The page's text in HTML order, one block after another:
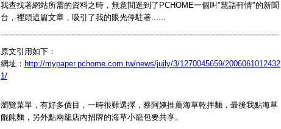
我查找著網站所需的資料之時，無意間逛到了PCHOME一個叫"慧語軒情"的新聞
台，裡頭這篇文章，吸引了我的眼光停駐著......
------------------------------------------------------------------------------------------------------------------
原文引用如下：
網址： http://mypaper.pchome.com.tw/news/juily/3/1270045659/2006061012432
1/
瀏覽菜單，有好多價目，一時很難選擇，蔡阿姨推薦海草乾拌麵，最後我點海草
餛飩麵，另外點兩籠店內招牌的海草小籠包要共享。